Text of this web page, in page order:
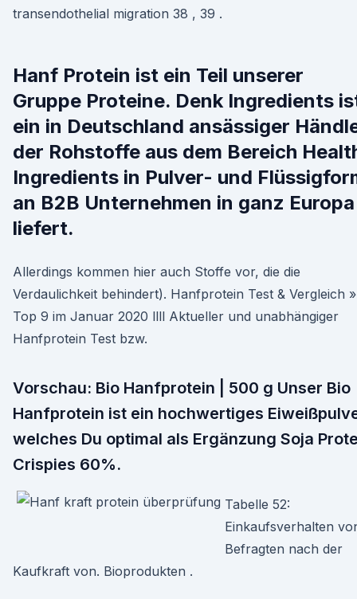
transendothelial migration 38 , 39 .
Hanf Protein ist ein Teil unserer
Gruppe Proteine. Denk Ingredients
ein in Deutschland ansässiger
der Rohstoffe aus dem Bereich
Ingredients in Pulver- und
an B2B Unternehmen in ganz Europa
liefert.
Allerdings kommen hier auch Stoffe vor, die die
Verdaulichkeit behindert). Hanfprotein Test & Vergleich »
Top 9 im Januar 2020 llll Aktueller und unabhängiger
Hanfprotein Test bzw.
Vorschau: Bio Hanfprotein | 500 g Unser Bio
Hanfprotein ist ein hochwertiges
welches Du optimal als Ergänzung Soja
Crispies 60%.
Tabelle 52:
Einkaufsverhalten
Befragten nach der
Kaufkraft von. Bioprodukten .